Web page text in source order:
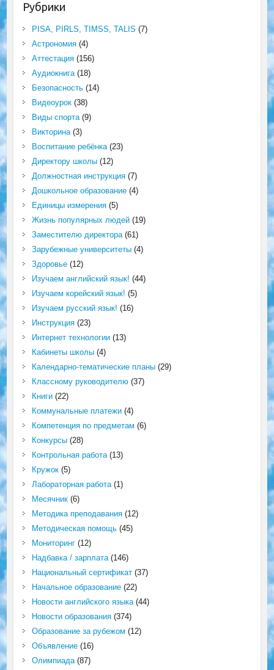
Рубрики
PISA, PIRLS, TIMSS, TALIS (7)
Астрономия(4)
Аттестация(156)
Аудиокнига(18)
Безопасность(14)
Видеоурок(38)
Виды спорта(9)
Викторина(3)
Воспитание ребёнка(23)
Директору школы(12)
Должностная инструкция(7)
Дошкольное образование(4)
Единицы измерения(5)
Жизнь популярных людей(19)
Заместителю директора(61)
Зарубежные университеты(4)
Здоровье(12)
Изучаем английский язык! (44)
Изучаем корейский язык! (5)
Изучаем русский язык! (16)
Инструкция(23)
Интернет технологии(13)
Кабинеты школы(4)
Календарно-тематические планы(29)
Классному руководителю(37)
Книги(22)
Коммунальные платежи(4)
Компетенция по предметам (6)
Конкурсы(28)
Контрольная работа(13)
Кружок(5)
Лабораторная работа(1)
Месячник(6)
Методика преподавания(12)
Методическая помощь(45)
Мониторинг(12)
Надбавка / зарплата(146)
Национальный сертификат(37)
Начальное образование(22)
Новости английского языка(44)
Новости образования(374)
Образование за рубежом (12)
Объявление(16)
Олимпиада(87)